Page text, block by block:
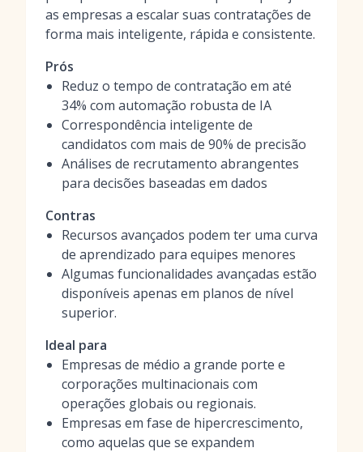
as empresas a escalar suas contratações de
forma mais inteligente, rápida e consistente.
Prós
Reduz o tempo de contratação em até
34% com automação robusta de IA
Correspondência inteligente de
candidatos com mais de 90% de precisão
Análises de recrutamento abrangentes
para decisões baseadas em dados
Contras
Recursos avançados podem ter uma curva
de aprendizado para equipes menores
Algumas funcionalidades avançadas estão
disponíveis apenas em planos de nível
superior.
Ideal para
Empresas de médio a grande porte e
corporações multinacionais com
operações globais ou regionais.
Empresas em fase de hipercrescimento,
como aquelas que se expandem